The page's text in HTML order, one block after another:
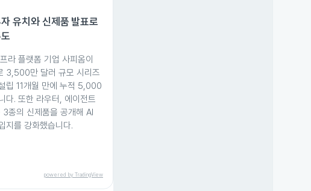
유치와 신제품 발표로
라 플랫폼 기업 사피옴이
3,500만 달러 규모 시리즈
립 11개월 만에 누적 5,000
다. 또한 라우터, 에이전트
종의 신제품을 공개해 AI
지를 강화했습니다.
powered by TradingView